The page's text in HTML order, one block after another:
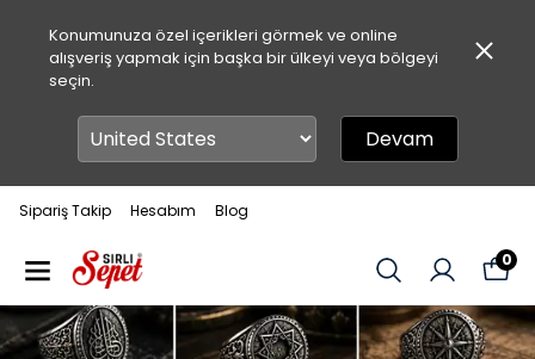
Konumunuza özel içerikleri görmek ve online
alışveriş yapmak için başka bir ülkeyi veya bölgeyi
seçin.
Devam
Sipariş Takip Hesabım Blog
0